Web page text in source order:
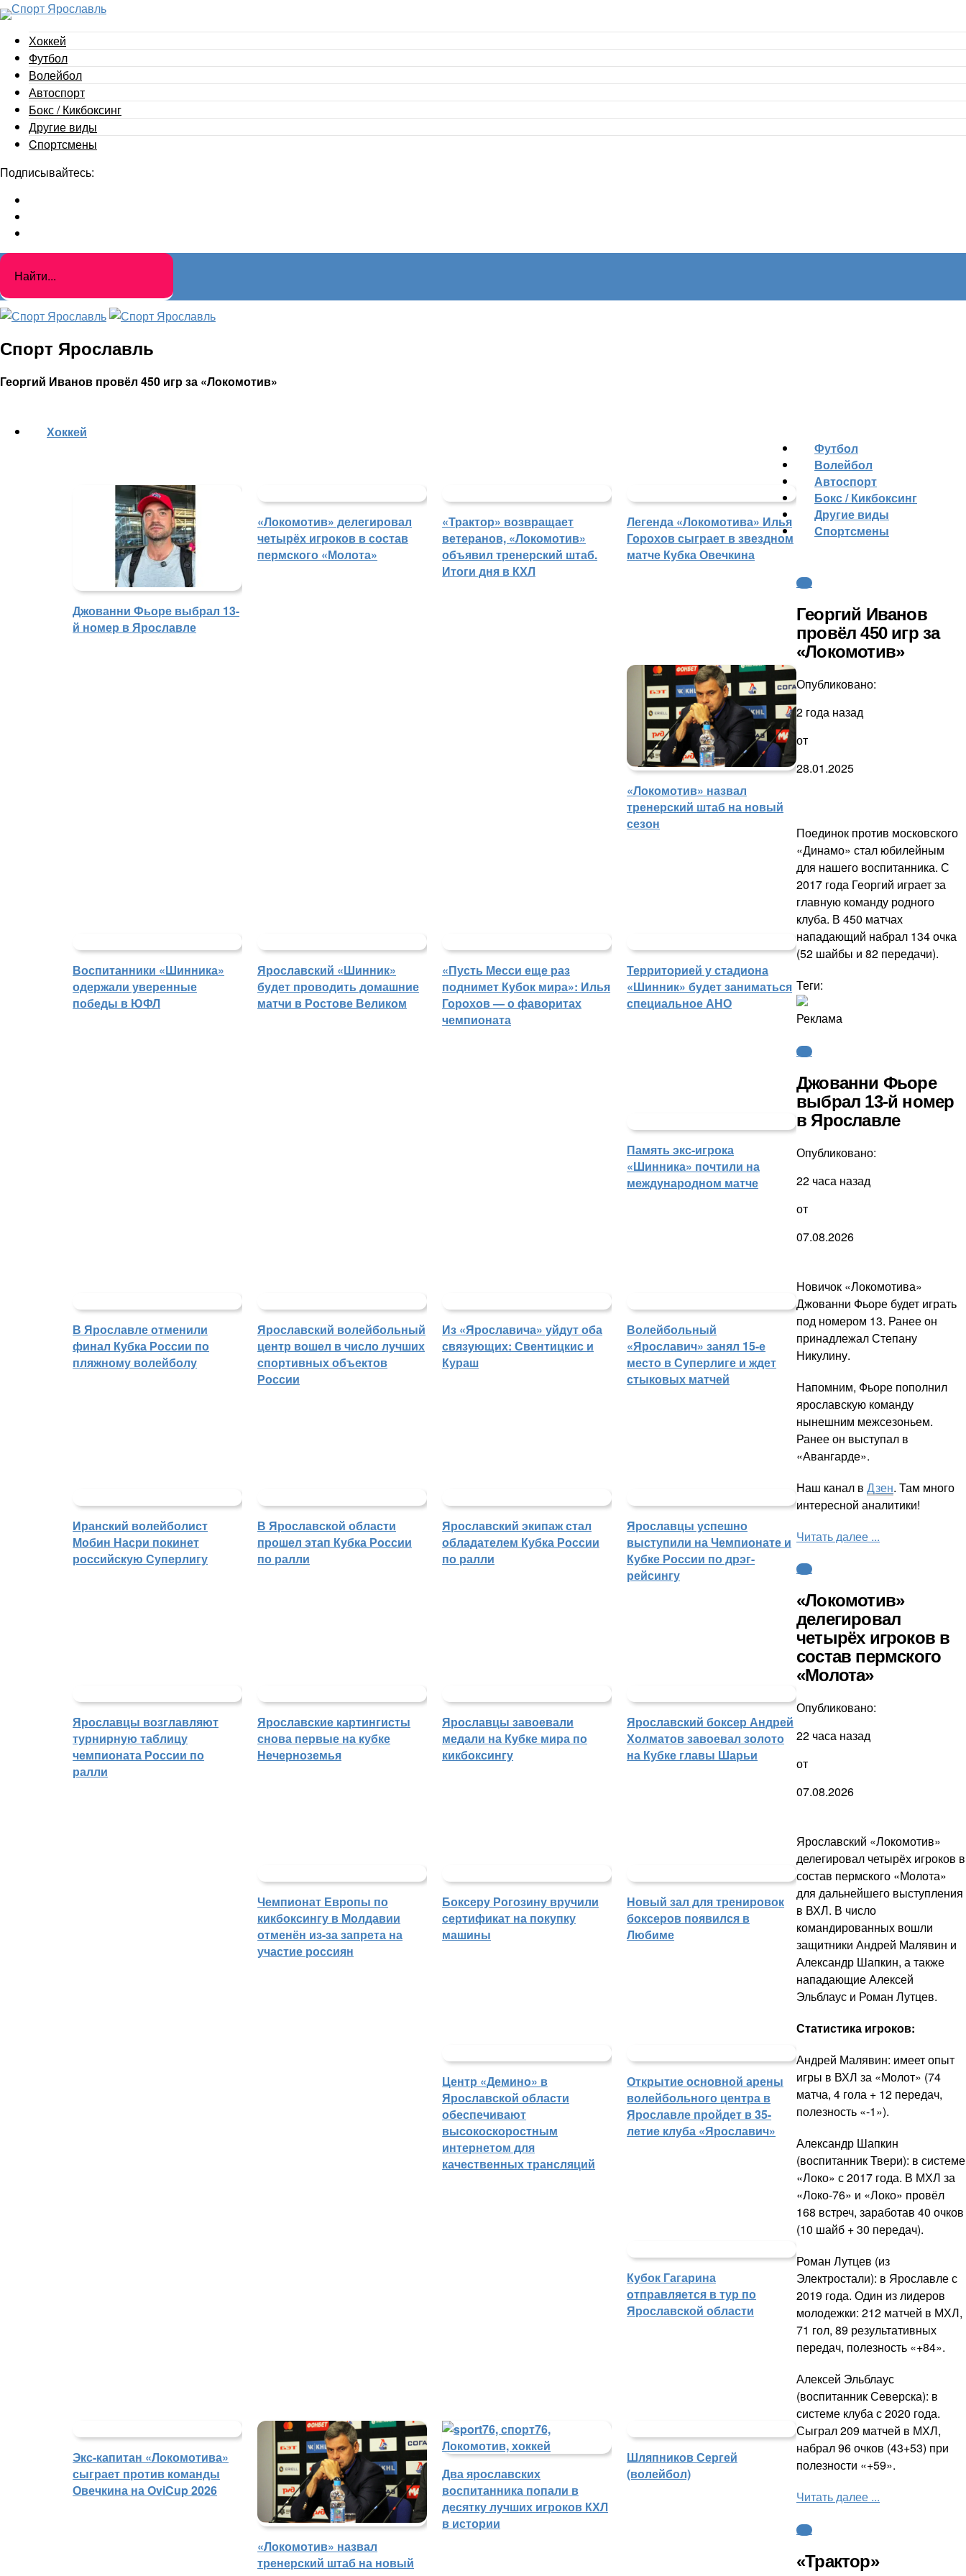
Хоккей
Футбол
Волейбол
Автоспорт
Бокс / Кикбоксинг
Другие виды
Cпортсмены
Подписывайтесь:
Спорт Ярославль
Георгий Иванов провёл 450 игр за «Локомотив»
Хоккей
Джованни Фьоре выбрал 13-
й номер в Ярославле
«Локомотив» делегировал
четырёх игроков в состав
пермского «Молота»
«Трактор» возвращает
ветеранов, «Локомотив»
объявил тренерский штаб.
Итоги дня в КХЛ
Легенда «Локомотива» Илья
Горохов сыграет в звездном
матче Кубка Овечкина
«Локомотив» назвал
тренерский штаб на новый
сезон
Футбол
Воспитанники «Шинника»
одержали уверенные
победы в ЮФЛ
Ярославский «Шинник»
будет проводить домашние
матчи в Ростове Великом
«Пусть Месси еще раз
поднимет Кубок мира»: Илья
Горохов — о фаворитах
чемпионата
Территорией у стадиона
«Шинник» будет заниматься
специальное АНО
Память экс-игрока
«Шинника» почтили на
международном матче
Волейбол
В Ярославле отменили
финал Кубка России по
пляжному волейболу
Ярославский волейбольный
центр вошел в число лучших
спортивных объектов
России
Из «Ярославича» уйдут оба
связующих: Свентицкис и
Кураш
Волейбольный
«Ярославич» занял 15-е
место в Суперлиге и ждет
стыковых матчей
Иранский волейболист
Мобин Насри покинет
российскую Суперлигу
Автоспорт
В Ярославской области
прошел этап Кубка России
по ралли
Ярославский экипаж стал
обладателем Кубка России
по ралли
Ярославцы успешно
выступили на Чемпионате и
Кубке России по дрэг-
рейсингу
Ярославцы возглавляют
турнирную таблицу
чемпионата России по
ралли
Ярославские картингисты
снова первые на кубке
Нечерноземья
Бокс / Кикбоксинг
Ярославцы завоевали
медали на Кубке мира по
кикбоксингу
Ярославский боксер Андрей
Холматов завоевал золото
на Кубке главы Шарьи
Чемпионат Европы по
кикбоксингу в Молдавии
отменён из-за запрета на
участие россиян
Боксеру Рогозину вручили
сертификат на покупку
машины
Новый зал для тренировок
боксеров появился в
Любиме
Другие виды
Центр «Демино» в
Ярославской области
обеспечивают
высокоскоростным
интернетом для
качественных трансляций
Открытие основной арены
волейбольного центра в
Ярославле пройдет в 35-
летие клуба «Ярославич»
Кубок Гагарина
отправляется в тур по
Ярославской области
Экс-капитан «Локомотива»
сыграет против команды
Овечкина на OviCup 2026
«Локомотив» назвал
тренерский штаб на новый
Cпортсмены
Два ярославских
воспитанника попали в
десятку лучших игроков КХЛ
в истории
Шляпников Сергей
(волейбол)
КХЛ
Георгий Иванов
провёл 450 игр за
«Локомотив»
Опубликовано:
2 года назад
от
28.01.2025
Поединок против московского
«Динамо» стал юбилейным
для нашего воспитанника. С
2017 года Георгий играет за
главную команду родного
клуба. В 450 матчах
нападающий набрал 134 очка
(52 шайбы и 82 передачи).
Теги:
Реклама
КХЛ
Джованни Фьоре
выбрал 13-й номер
в Ярославле
Опубликовано:
22 часа назад
от
07.08.2026
Новичок «Локомотива»
Джованни Фьоре будет играть
под номером 13. Ранее он
принадлежал Степану
Никулину.
Напомним, Фьоре пополнил
ярославскую команду
нынешним межсезоньем.
Ранее он выступал в
«Авангарде».
Наш канал в Дзен. Там много
интересной аналитики!
Читать далее ...
КХЛ
«Локомотив»
делегировал
четырёх игроков в
состав пермского
«Молота»
Опубликовано:
22 часа назад
от
07.08.2026
Ярославский «Локомотив»
делегировал четырёх игроков в
состав пермского «Молота»
для дальнейшего выступления
в ВХЛ. В число
командированных вошли
защитники Андрей Малявин и
Александр Шапкин, а также
нападающие Алексей
Эльблаус и Роман Лутцев.
Статистика игроков:
Андрей Малявин: имеет опыт
игры в ВХЛ за «Молот» (74
матча, 4 гола + 12 передач,
полезность «-1»).
Александр Шапкин
(воспитанник Твери): в системе
«Локо» с 2017 года. В МХЛ за
«Локо-76» и «Локо» провёл
168 встреч, заработав 40 очков
(10 шайб + 30 передач).
Роман Лутцев (из
Электростали): в Ярославле с
2019 года. Один из лидеров
молодежки: 212 матчей в МХЛ,
71 гол, 89 результативных
передач, полезность «+84».
Алексей Эльблаус
(воспитанник Северска): в
системе клуба с 2020 года.
Сыграл 209 матчей в МХЛ,
набрал 96 очков (43+53) при
полезности «+59».
Читать далее ...
КХЛ
«Трактор»